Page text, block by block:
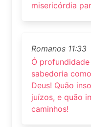
misericórdia
Romanos 11:33
Ó
sabedoria
Deus! Quão
juízos, e quão
caminhos!